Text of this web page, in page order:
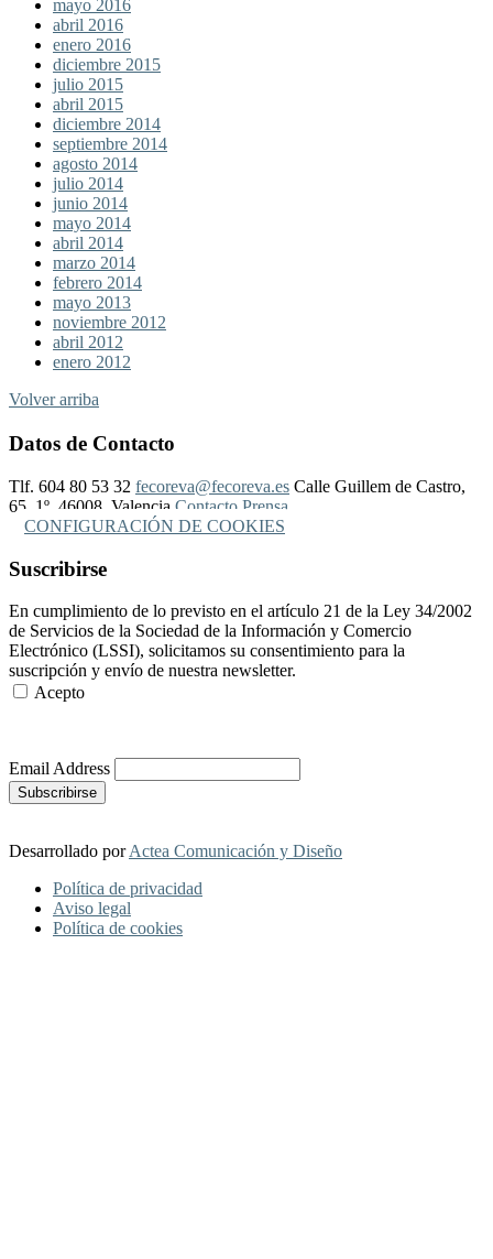
mayo 2016
abril 2016
enero 2016
diciembre 2015
julio 2015
abril 2015
diciembre 2014
septiembre 2014
agosto 2014
julio 2014
junio 2014
mayo 2014
abril 2014
marzo 2014
febrero 2014
mayo 2013
noviembre 2012
abril 2012
enero 2012
Volver arriba
Datos de Contacto
Tlf. 604 80 53 32 fecoreva@fecoreva.es Calle Guillem de Castro,
65, 1º, 46008, Valencia Contacto Prensa
CONFIGURACIÓN DE COOKIES
Suscribirse
En cumplimiento de lo previsto en el artículo 21 de la Ley 34/2002
de Servicios de la Sociedad de la Información y Comercio
Electrónico (LSSI), solicitamos su consentimiento para la
suscripción y envío de nuestra newsletter.
Acepto
Email Address
Desarrollado porActea Comunicación y Diseño
Política de privacidad
Aviso legal
Política de cookies